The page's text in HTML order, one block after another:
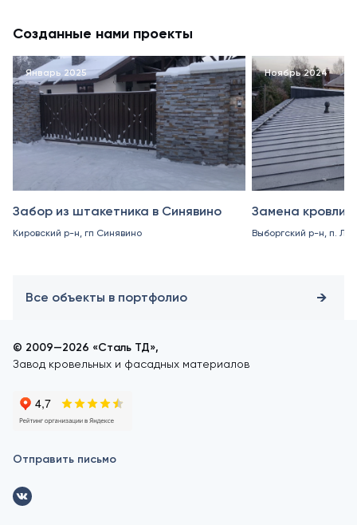
Созданные нами проекты
Январь 2025
Забор из штакетника в Синявино
Кировский р-н, гп Синявино
Ноябрь 2024
Замена кровли
Выборгский р-н, п.
Все объекты в портфолио
© 2009—2026 «Сталь ТД»,
Завод кровельных и фасадных материалов
Отправить письмо